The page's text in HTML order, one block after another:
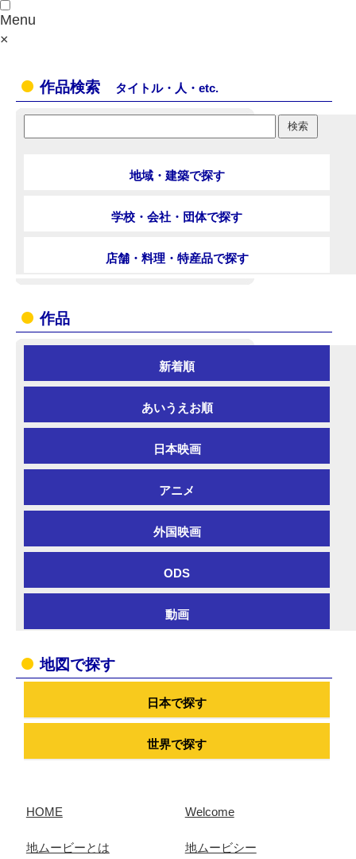
Menu
×
作品検索 タイトル・人・etc.
地域・建築で探す
学校・会社・団体で探す
店舗・料理・特産品で探す
作品
新着順
あいうえお順
日本映画
アニメ
外国映画
ODS
動画
地図で探す
日本で探す
世界で探す
HOME Welcome
地ムービーとは 地ムービシー